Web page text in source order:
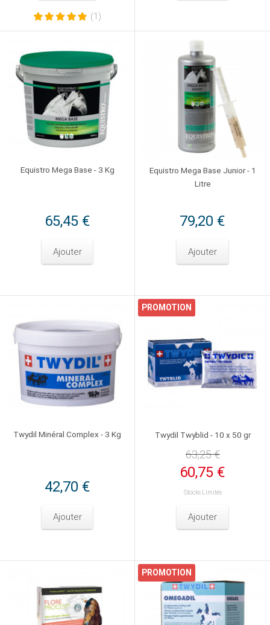
(1)
Equistro Mega Base - 3 Kg
65,45 €
Ajouter
Equistro Mega Base Junior - 1
Litre
79,20 €
Ajouter
Twydil Minéral Complex - 3 Kg
42,70 €
Ajouter
PROMOTION
Twydil Twyblid - 10 x 50 gr
63,25 €
60,75 €
Stocks Limités
Ajouter
PROMOTION